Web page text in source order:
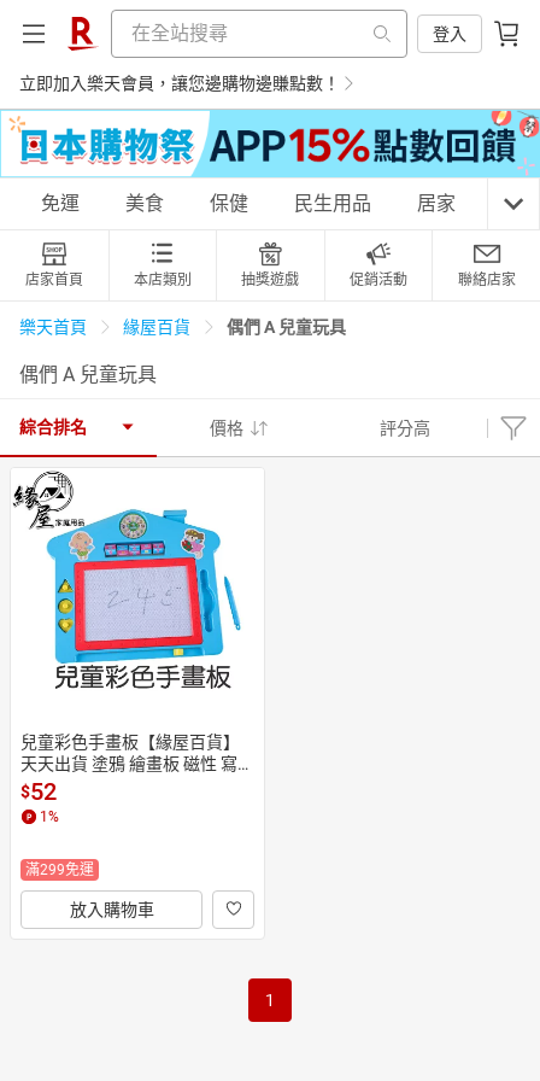
登入
立即加入樂天會員，讓您邊購物邊賺點數！
購物網分類
天天免運 美食蛋糕 養生保健
居家生活 3C家電 親子玩具
女裝 男裝
日本購物 電子/紙本書
HOT
免運 美食 保健 民生用品 居家 3C
店家首頁 本店類別 抽獎遊戲 促銷活動 聯絡店家
樂天首頁 緣屋百貨 偶們 A 兒童玩具
偶們 A 兒童玩具
綜合排名 價格 評分高
兒童彩色手畫板【緣屋百貨】
天天出貨 塗鴉 繪畫板 磁性 寫字
板 學習用品玩具 小孩 涂鴉黑白
彩色磁性 寶寶繪畫板
$52
1 %
滿299免運
放入購物車
1